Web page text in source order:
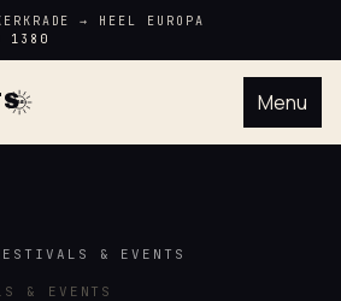
→ HEEL EUROPA
1380
M4E Menu
& EVENTS
& EVENTS